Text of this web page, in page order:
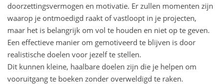
doorzettingsvermogen en motivatie. Er zullen momenten zijn
waarop je ontmoedigd raakt of vastloopt in je projecten,
maar het is belangrijk om vol te houden en niet op te geven.
Een effectieve manier om gemotiveerd te blijven is door
realistische doelen voor jezelf te stellen.
Dit kunnen kleine, haalbare doelen zijn die je helpen om
vooruitgang te boeken zonder overweldigd te raken.